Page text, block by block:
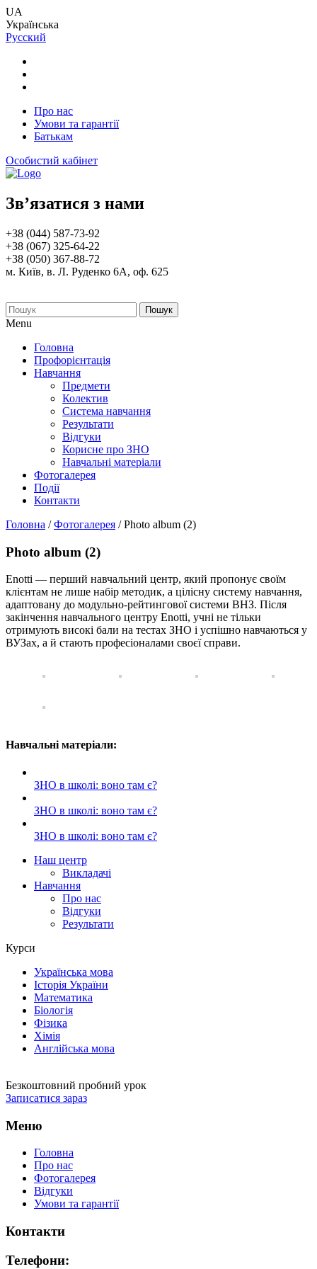
UA
Українська
Русский
Про нас
Умови та гарантії
Батькам
Особистий кабінет
Зв’язатися з нами
+38 (044) 587-73-92
+38 (067) 325-64-22
+38 (050) 367-88-72
м. Київ, в. Л. Руденко 6А, оф. 625
Пошук
Menu
Головна
Профорієнтація
Навчання
Предмети
Колектив
Система навчання
Результати
Відгуки
Корисне про ЗНО
Навчальні матеріали
Фотогалерея
Події
Контакти
Головна /Фотогалерея /Photo album (2)
Photo album (2)
Enotti — перший навчальний центр, який пропонує своїм
клієнтам не лише набір методик, а цілісну систему навчання,
адаптовану до модульно-рейтингової системи ВНЗ. Після
закінчення навчального центру Enotti, учні не тільки
отримують високі бали на тестах ЗНО і успішно навчаються у
ВУЗах, а й стають професіоналами своєї справи.
Навчальні матеріали:
ЗНО в школі: воно там є?
ЗНО в школі: воно там є?
ЗНО в школі: воно там є?
Наш центр
Викладачі
Навчання
Про нас
Відгуки
Результати
Курси
Українська мова
Історія України
Математика
Біологія
Фізика
Хімія
Англійська мова
Безкоштовний пробний урок
Записатися зараз
Меню
Головна
Про нас
Фотогалерея
Відгуки
Умови та гарантії
Контакти
Телефони: